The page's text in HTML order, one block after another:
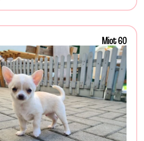
Miot 60